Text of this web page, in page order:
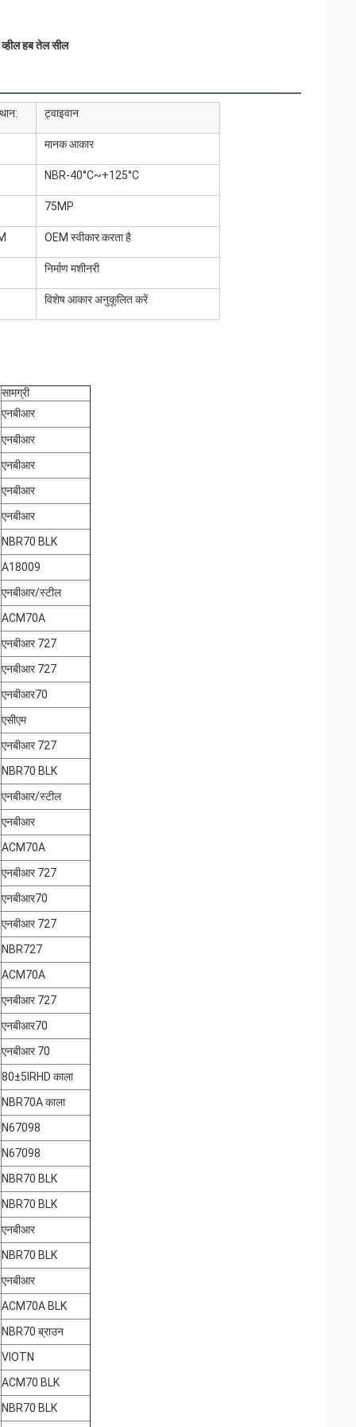
हब तेल सील
ट्वाइवान
मानक आकार
NBR-40°C~+125°C
75MP
OEM स्वीकार करता है
निर्माण मशीनरी
विशेष आकार अनुकूलित करें
सामग्री
एनबीआर
एनबीआर
एनबीआर
एनबीआर
एनबीआर
NBR70 BLK
A18009
एनबीआर/स्टील
ACM70A
एनबीआर 727
एनबीआर 727
एनबीआर70
एसीएम
एनबीआर 727
NBR70 BLK
एनबीआर/स्टील
एनबीआर
ACM70A
एनबीआर 727
एनबीआर70
एनबीआर 727
NBR727
ACM70A
एनबीआर 727
एनबीआर70
एनबीआर 70
80±5IRHD काला
NBR70A काला
N67098
N67098
NBR70 BLK
NBR70 BLK
एनबीआर
NBR70 BLK
एनबीआर
ACM70A BLK
NBR70 ब्राउन
VIOTN
ACM70 BLK
NBR70 BLK